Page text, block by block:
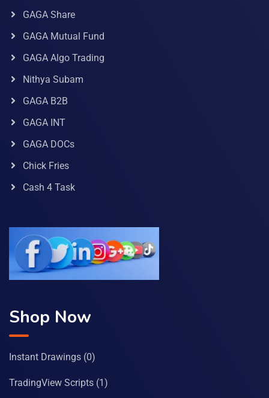
GAGA Share
GAGA Mutual Fund
GAGA Algo Trading
Nithya Subam
GAGA B2B
GAGA INT
GAGA DOCs
Chick Fries
Cash 4 Task
Shop Now
Instant Drawings (0)
TradingView Scripts (1)